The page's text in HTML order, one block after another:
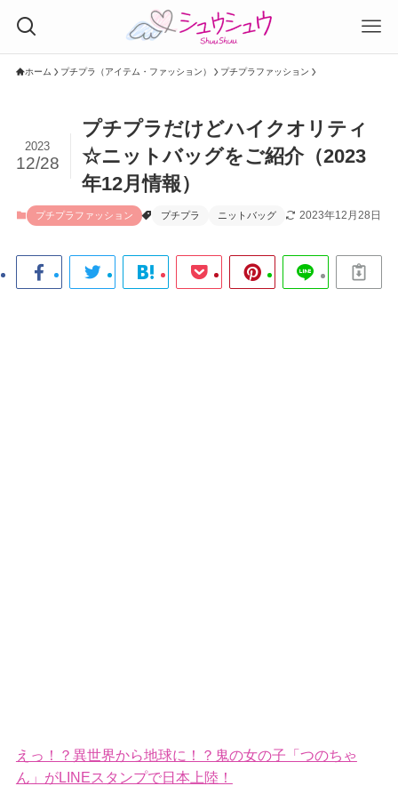
ホーム プチプラ（アイテム・ファッション） プチプラファッション
プチプラだけどハイクオリティ
☆ニットバッグをご紹介（2023
年12月情報）
2023
12/28
プチプラファッション プチプラ ニットバッグ 2023年12月28日
えっ！？異世界から地球に！？鬼の女の子「つのちゃ
ん」がLINEスタンプで日本上陸！